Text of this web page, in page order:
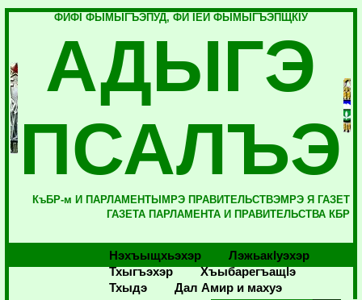
ФИФI ФЫМЫГЪЭПУД, ФИ IЕЙ ФЫМЫГЪЭПЩКIУ
АДЫГЭ
ПСАЛЪЭ
КъБР-м И ПАРЛАМЕНТЫМРЭ ПРАВИТЕЛЬСТВЭМРЭ Я ГАЗЕТ
ГАЗЕТА ПАРЛАМЕНТА И ПРАВИТЕЛЬСТВА КБР
Нэхъыщхьэхэр
Лэжьакlуэхэр
Тхыгъэхэр
Хъыбарегъащlэ
Тхыдэ
Дал Амир и махуэ